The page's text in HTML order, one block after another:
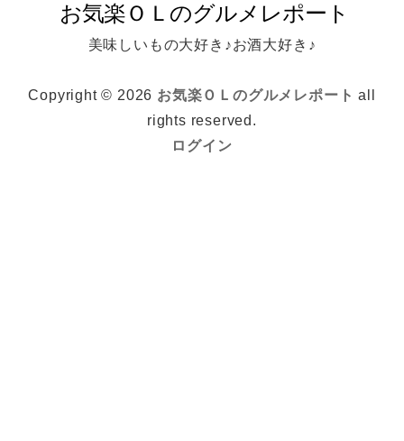
美味しいもの大好き♪お酒大好き♪
Copyright © 2026 お気楽ＯＬのグルメレポート all
rights reserved.
ログイン